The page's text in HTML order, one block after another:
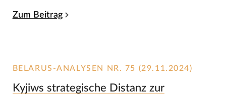
Zum Beitrag
BELARUS-ANALYSEN NR. 75 (29.11.2024)
Kyjiws strategische Distanz zur